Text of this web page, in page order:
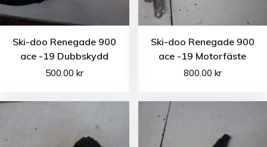
Ski-doo Renegade 900
ace -19 Dubbskydd
500.00kr
Ski-doo Renegade 900
ace -19 Motorfäste
800.00 kr